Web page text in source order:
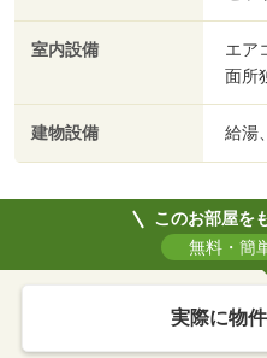
室内設備
エア
面所
建物設備 給湯
このお部屋を
無料・簡
実際に物